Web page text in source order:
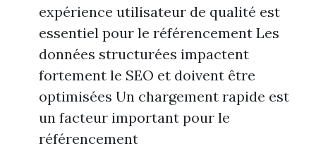
expérience utilisateur de qualité est
essentiel pour le référencement Les
données structurées impactent
fortement le SEO et doivent être
optimisées Un chargement rapide est
un facteur important pour le
référencement